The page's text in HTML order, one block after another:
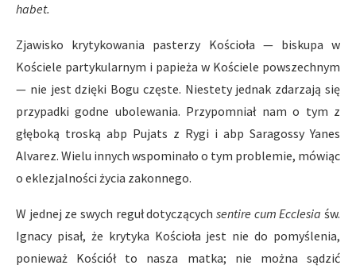
habet.
Zjawisko krytykowania pasterzy Kościoła — biskupa w
Kościele partykularnym i papieża w Kościele powszechnym
— nie jest dzięki Bogu częste. Niestety jednak zdarzają się
przypadki godne ubolewania. Przypomniał nam o tym z
głęboką troską abp Pujats z Rygi i abp Saragossy Yanes
Alvarez. Wielu innych wspominało o tym problemie, mówiąc
o eklezjalności życia zakonnego.
W jednej ze swych reguł dotyczących sentire cum Ecclesia św.
Ignacy pisał, że krytyka Kościoła jest nie do pomyślenia,
ponieważ Kościół to nasza matka; nie można sądzić